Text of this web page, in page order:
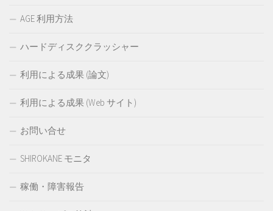
AGE 利用方法
ハードディスククラッシャー
利用による成果 (論文)
利用による成果 (Web サイト)
お問い合せ
SHIROKANE モニタ
稼働・障害報告